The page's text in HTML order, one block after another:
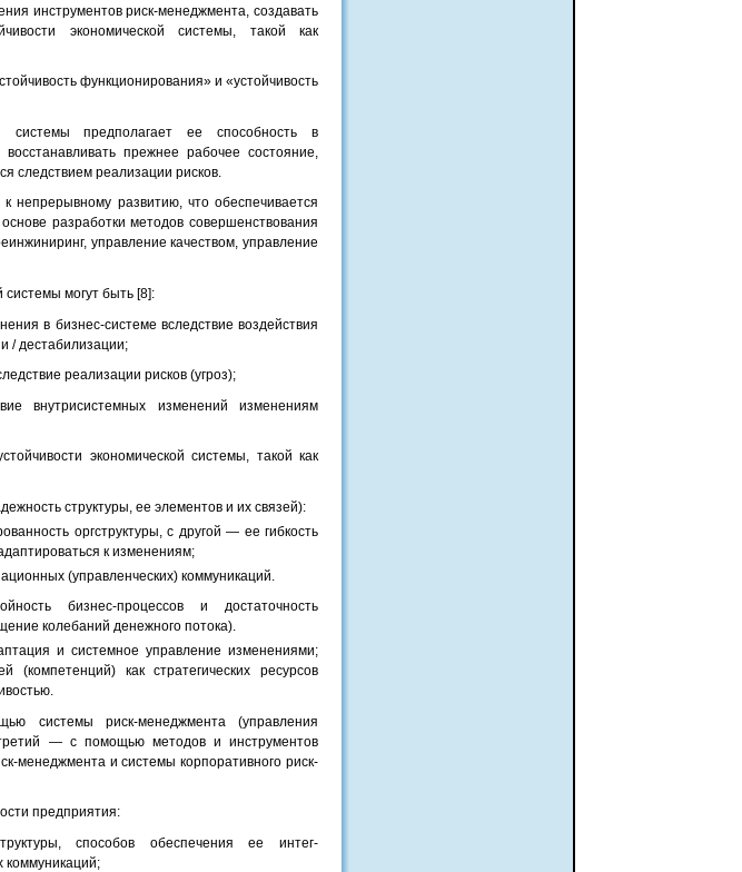
инструментов риск-менеджмента, создавать
экономической системы, такой как
функционирования» и «устойчивость
системы предполагает ее способность в
прежнее рабочее состояние,
следствием реализации рисков.
к непрерывному развитию, что обеспечивается
разработки методов совершенствования
управление качеством, управление
системы могут быть [8]:
в бизнес-системе вследствие воздействия
/ дестабилизации;
реализации рисков (угроз);
внутрисистемных изменений изменениям
экономической системы, такой как
структуры, ее элементов и их связей):
оргструктуры, с другой — ее гибкость
к изменениям;
(управленческих) коммуникаций.
бизнес-процессов и достаточность
колебаний денежного потока).
и системное управление изменениями;
(компетенций) как стратегических ресурсов
системы риск-менеджмента (управления
— с помощью методов и инструментов
менеджмента и системы корпоративного риск-
предприятия:
способов обеспечения ее интег-
коммуникаций;